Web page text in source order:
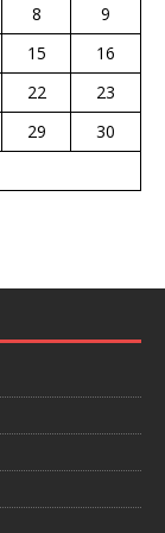
8
9
15
16
22
23
29
30